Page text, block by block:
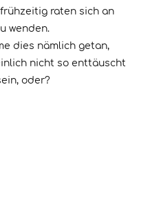
raten sich an
wenden.
dies nämlich getan,
nicht so enttäuscht
oder?